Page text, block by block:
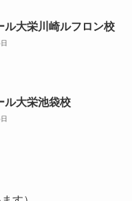
ル大栄川崎ルフロン校
ル大栄池袋校